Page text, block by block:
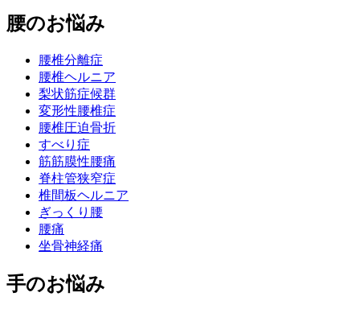
腰のお悩み
腰椎分離症
腰椎ヘルニア
梨状筋症候群
変形性腰椎症
腰椎圧迫骨折
すべり症
筋筋膜性腰痛
脊柱管狭窄症
椎間板ヘルニア
ぎっくり腰
腰痛
坐骨神経痛
手のお悩み